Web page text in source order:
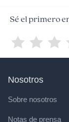
Sé el primero
Nosotros
Sobre nosotros
Notas de prensa